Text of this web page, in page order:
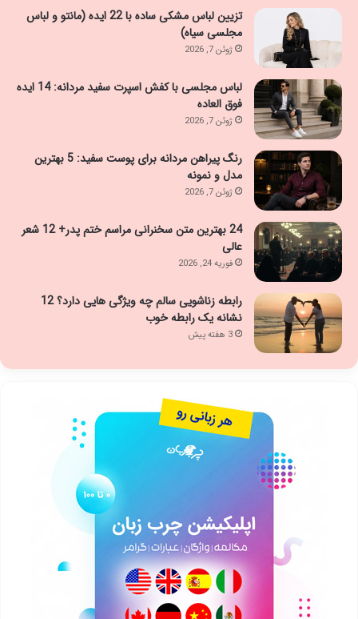
تزیین لباس مشکی ساده با 22 ایده (مانتو و لباس
مجلسی سیاه)
ژوئن 7, 2026
لباس مجلسی با کفش اسپرت سفید مردانه: 14 ایده
فوق العاده
ژوئن 7, 2026
رنگ پیراهن مردانه برای پوست سفید: 5 بهترین
مدل و نمونه
ژوئن 7, 2026
24 بهترین متن سخنرانی مراسم ختم پدر+ 12 شعر
عالی
فوریه 24, 2026
رابطه زناشویی سالم چه ویژگی هایی دارد؟ 12
نشانه یک رابطه خوب
3 هفته پیش